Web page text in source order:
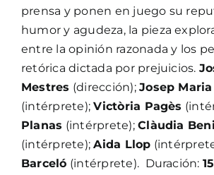
prensa y ponen en juego su
humor y agudeza, la pieza
entre la opinión razonada y los
retórica dictada por prejuicios.
Mestres (dirección);Josep
(intérprete);Victòria Pagès
Planas (intérprete);Clàudia
(intérprete);Aida Llop
Barceló (intérprete). Duración: